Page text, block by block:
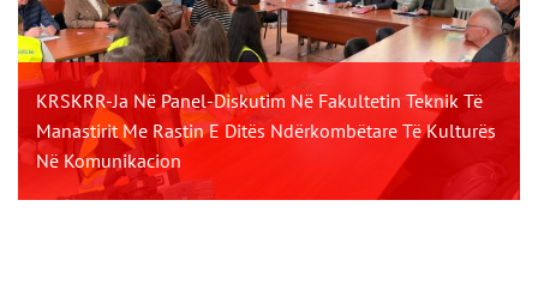
KRSKRR-Ja Në Panel-Diskutim Në Fakultetin Teknik Të
Manastirit Me Rastin E Ditës Ndërkombëtare Të Kulturës
Në Komunikacion